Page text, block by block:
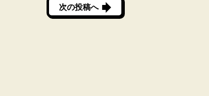
次の投稿へ